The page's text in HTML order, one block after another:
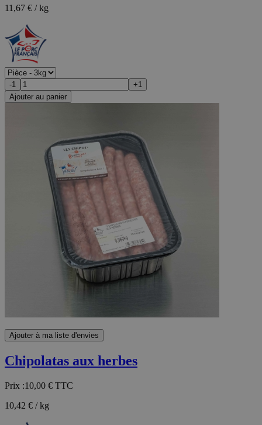
11,67 € / kg
-1
+1
Ajouter au panier
Ajouter à ma liste d'envies
Chipolatas aux herbes
Prix :10,00 € TTC
10,42 € / kg